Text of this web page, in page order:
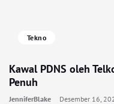
Tekno
Kawal PDNS oleh
Penuh
JenniferBlake Desember 16,